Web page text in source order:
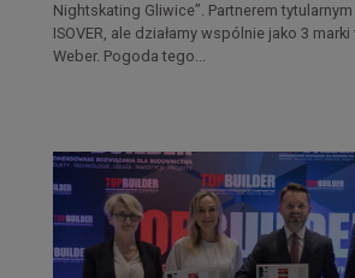
Nightskating Gliwice”. Partnerem tytularnym
ISOVER, ale działamy wspólnie jako 3
Weber. Pogoda tego...